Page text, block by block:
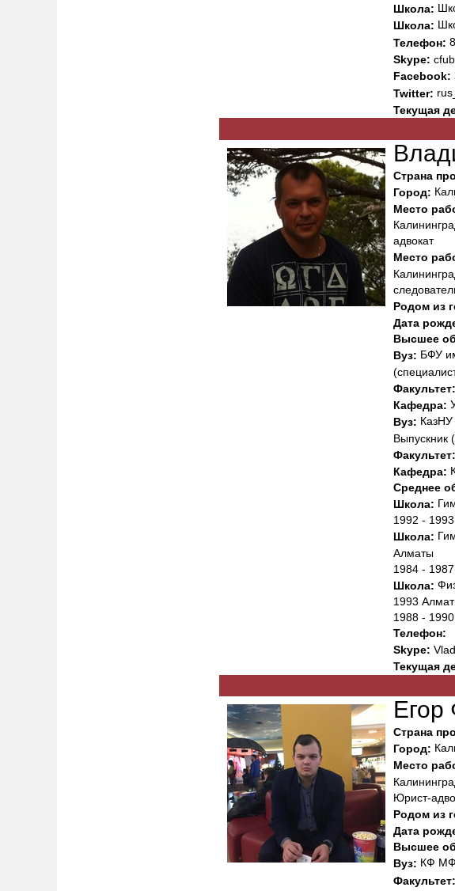
Школа:
Школа:
Телефон:
Skype:
Facebook:
Twitter:
Текущая
Страна
Город:
Место
адвокат
Место
Родом из
Дата
Высшее
Вуз: БФУ
Факультет:
Кафедра:
Вуз:
Выпускник
Факультет:
Кафедра:
Среднее
Школа:
1992 - 1993
Школа:
Алматы
1984 - 1987
Школа:
1993
1988 - 1990
Телефон:
Skype:
Текущая
Егор
Страна
Город:
Место
Юрист-
Родом из
Дата
Высшее
Вуз: КФ
Факультет: